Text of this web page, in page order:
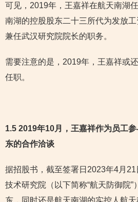
可见，2019年，王嘉祥在航天南湖
南湖的控股股东二十三所代为发放
兼任武汉研究院院长的职务。
需要注意的是，2019年，王嘉祥或
任职。
1.5 2019年10月，王嘉祥作为员工
东的合作洽谈
据招股书，截至签署日2023年4月
技术研究院（以下简称“航天防御院”
东，同时还是航天南湖的实控人航